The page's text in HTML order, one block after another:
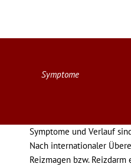
Symptome und Verlauf
Nach internationaler
Reizmagen bzw.
Symptome